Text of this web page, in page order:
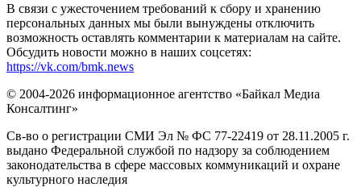
В связи с ужесточением требований к сбору и хранению
персональных данных мы были вынуждены отключить
возможность оставлять комментарии к материалам на сайте.
Обсудить новости можно в наших соцсетях:
https://vk.com/bmk.news
© 2004-2026 информационное агентство «Байкал Медиа
Консалтинг»
Св-во о регистрации СМИ Эл № ФС 77-22419 от 28.11.2005 г.
выдано Федеральной службой по надзору за соблюдением
законодательства в сфере массовых коммуникаций и охране
культурного наследия